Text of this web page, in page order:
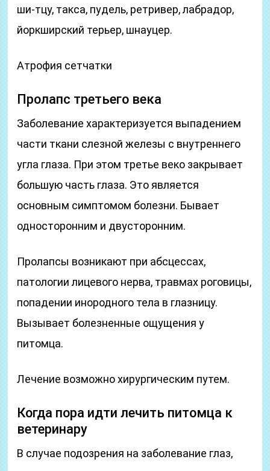
ши-тцу, такса, пудель, ретривер, лабрадор,
йоркширский терьер, шнауцер.
Атрофия сетчатки
Пролапс третьего века
Заболевание характеризуется выпадением
части ткани слезной железы с внутреннего
угла глаза. При этом третье веко закрывает
большую часть глаза. Это является
основным симптомом болезни. Бывает
односторонним и двусторонним.
Пролапсы возникают при абсцессах,
патологии лицевого нерва, травмах роговицы,
попадении инородного тела в глазницу.
Вызывает болезненные ощущения у
питомца.
Лечение возможно хирургическим путем.
Когда пора идти лечить питомца к
ветеринару
В случае подозрения на заболевание глаз,